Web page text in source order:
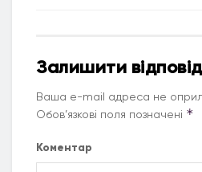
Залишити
Ваша e-mail адреса не
Обов’язкові поля позначені *
Коментар